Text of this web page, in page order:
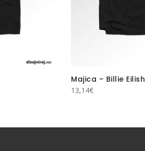
Majica – Billie Eilish
13,14€